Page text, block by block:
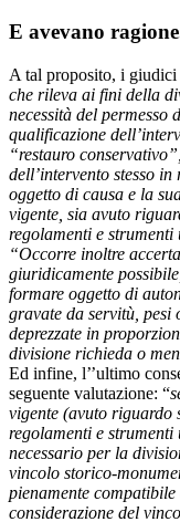
E avevano
A tal proposito, i giudici
che rileva ai fini della
necessità del
qualificazione
“restauro
dell’intervento stesso
oggetto di causa e la
vigente, sia avuto
regolamenti e
“Occorre inoltre
giuridicamente
formare oggetto di
gravate da servitù, pesi
deprezzate in
divisione richieda o
Ed infine, l’’ultimo
seguente valutazione: “
vigente (avuto riguardo
regolamenti e
necessario per la
vincolo storico-
pienamente
considerazione del